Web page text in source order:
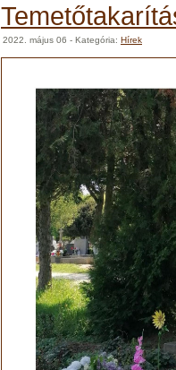
2022. május 06 - Kategória: Hírek